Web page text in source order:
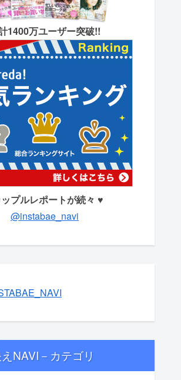
1400万ユーザー突破!!
プルレポートが続々 ♥
@instabae_navi
NAVI－カテゴリ